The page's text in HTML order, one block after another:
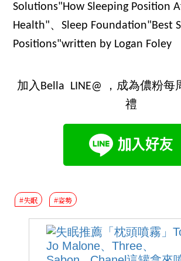
Solutions"How Sleeping Position
Health"、Sleep Foundation"Best
Positions"written by Logan Foley
加入Bella LINE@ ，成為儂粉每
禮
#失眠 #姿勢